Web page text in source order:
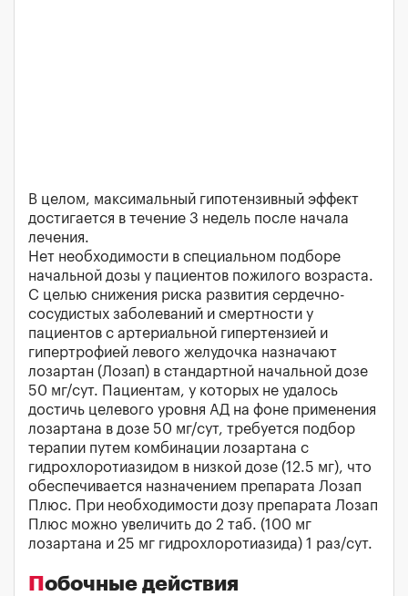
В целом, максимальный гипотензивный эффект
достигается в течение 3 недель после начала
лечения.
Нет необходимости в специальном подборе
начальной дозы у пациентов пожилого возраста.
С целью снижения риска развития сердечно-
сосудистых заболеваний и смертности у
пациентов с артериальной гипертензией и
гипертрофией левого желудочка назначают
лозартан (Лозап) в стандартной начальной дозе
50 мг/сут. Пациентам, у которых не удалось
достичь целевого уровня АД на фоне применения
лозартана в дозе 50 мг/сут, требуется подбор
терапии путем комбинации лозартана с
гидрохлоротиазидом в низкой дозе (12.5 мг), что
обеспечивается назначением препарата Лозап
Плюс. При необходимости дозу препарата Лозап
Плюс можно увеличить до 2 таб. (100 мг
лозартана и 25 мг гидрохлоротиазида) 1 раз/сут.
Побочные действия